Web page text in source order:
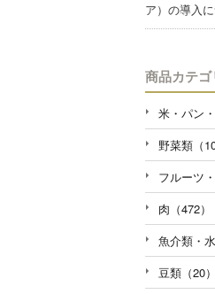
ア）の導入
商品カテゴ
米・パン
野菜類（
フルーツ
肉（472）
魚介類・
豆類（20）